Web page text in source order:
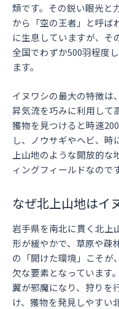
類です。その鋭い眼光と
から「空の王者」と呼ば
に生息していますが、そ
全国でわずか500羽程度
ます。
イヌワシの最大の特徴は
昇気流を巧みに利用して
獲物を見つけると時速
し、ノウサギやヘビ、時
上山地のような開放的
ィングフィールドなのです
なぜ北上山地はイ
岩手県を南北に貫く北上
形が緩やかで、草原や疎
の「開けた環境」こそが
欠な要素となっています
翼が邪魔になり、狩りを
け、獲物を発見しやすい